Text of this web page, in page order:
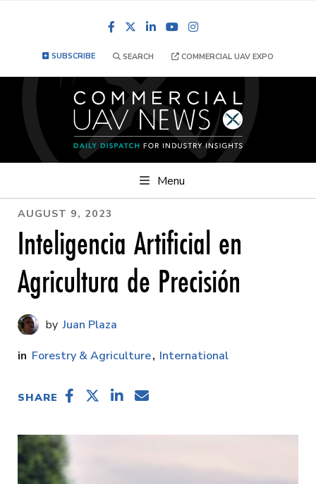
FacebookLinkedInYouTube
SUBSCRIBE SEARCH COMMERCIAL UAV EXPO
Menu
AUGUST 9, 2023
Inteligencia Artificial en
Agricultura de Precisión
Juan Plaza
Forestry & Agriculture International
SHARE